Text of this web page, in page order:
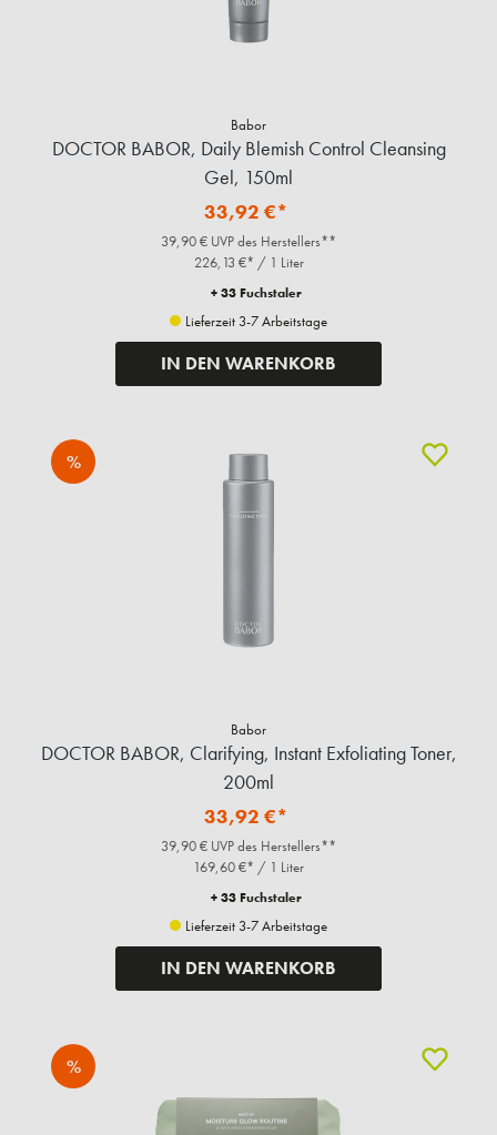
Babor
DOCTOR BABOR, Daily Blemish Control Cleansing
Gel, 150ml
33,92 €*
39,90 € UVP des Herstellers**
226,13 €* / 1 Liter
+ 33 Fuchstaler
Lieferzeit 3-7 Arbeitstage
IN DEN WARENKORB
%
Babor
DOCTOR BABOR, Clarifying, Instant Exfoliating Toner,
200ml
33,92 €*
39,90 € UVP des Herstellers**
169,60 €* / 1 Liter
+ 33 Fuchstaler
Lieferzeit 3-7 Arbeitstage
IN DEN WARENKORB
%